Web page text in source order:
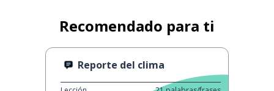
Recomendado para ti
Reporte del clima